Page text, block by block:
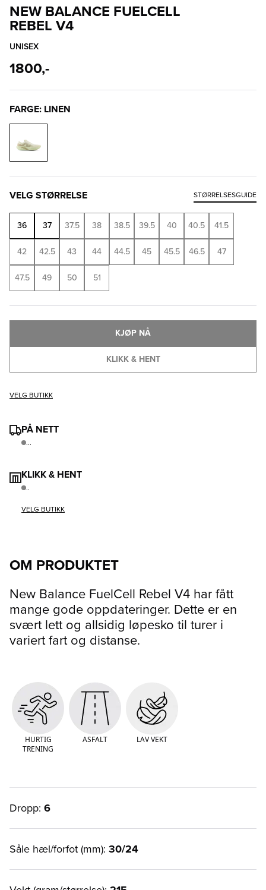
NEW BALANCE FUELCELL
REBEL V4
UNISEX
1800,-
FARGE: LINEN
VELG STØRRELSE STØRRELSESGUIDE
36 37 37.5 38 38.5 39.5 40 40.5 41.5
42 42.5 43 44 44.5 45 45.5 46.5 47
47.5 49 50 51
KLIKK & HENT
KJØP NÅ
VELG BUTIKK
PÅ NETT
...
KLIKK & HENT
..
VELG BUTIKK
OM PRODUKTET
New Balance FuelCell Rebel V4 har fått
mange gode oppdateringer. Dette er en
svært lett og allsidig løpesko til turer i
variert fart og distanse.
HURTIG
TRENING
ASFALT LAV VEKT
Dropp: 6
Såle hæl/forfot (mm): 30/24